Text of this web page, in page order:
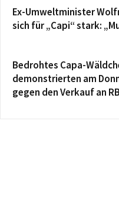
Ex-Umweltminister
sich für „Capi“ stark:
Bedrohtes Capa-
demonstrierten am
gegen den Verkauf an